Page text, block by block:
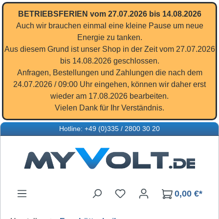
Zum Hauptinhalt springen
BETRIEBSFERIEN vom 27.07.2026 bis 14.08.2026
Auch wir brauchen einmal eine kleine Pause um neue
Energie zu tanken.
Aus diesem Grund ist unser Shop in der Zeit vom 27.07.2026
bis 14.08.2026 geschlossen.
Anfragen, Bestellungen und Zahlungen die nach dem
24.07.2026 / 09:00 Uhr eingehen, können wir daher erst
wieder am 17.08.2026 bearbeiten.
Vielen Dank für Ihr Verständnis.
Hotline: +49 (0)335 / 2800 30 20
Du hast 0 Produkte auf
0,00 €*